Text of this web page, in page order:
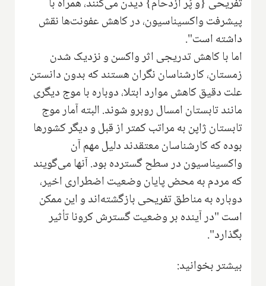
تفریحی {و پُر ازدحام} دیدن می‌کنند، همراه با
پیشرفت واکسیناسیون، در کاهش عفونت‌ها نقش
داشته است".
اما با کاهش تدریجی اثر واکسن و نزدیک شدن
زمستان، کارشناسان نگران هستند که بدون دانستن
علت دقیق کاهش موارد ابتلا، دوباره با موج دیگری
مانند تابستان امسال روبرو شوند. البته آمار موج
تابستان ژاپن به مراتب کمتر از قبل و دیگر کشورها
بوده که کارشناسان معتقدند دلیل مهم آن
واکسیناسیون در سطح گسترده بود. آنها می‌گویند
که مردم به محض پایان وضعیت اضطراری اخیر،
دوباره به مناطق تفریحی بازگشته‌اند و این ممکن
است "در آینده بر وضعیت گسترش کرونا تأثیر
بگذارد".
بیشتر بخوانید: